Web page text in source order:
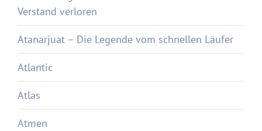
Verstand verloren
Atanarjuat – Die Legende vom schnellen Läufer
Atlantic
Atlas
Atmen